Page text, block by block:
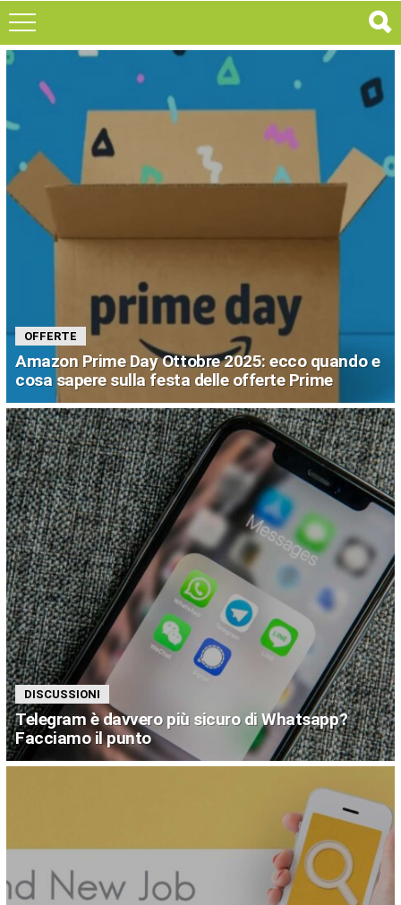
LE
PIÙ
GETTONATE
OFFERTE
Amazon Prime Day Ottobre 2025: ecco quando e
cosa sapere sulla festa delle offerte Prime
DISCUSSIONI
Telegram è davvero più sicuro di Whatsapp?
Facciamo il punto